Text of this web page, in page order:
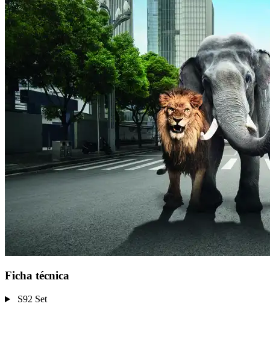
Ficha técnica
S92 Set